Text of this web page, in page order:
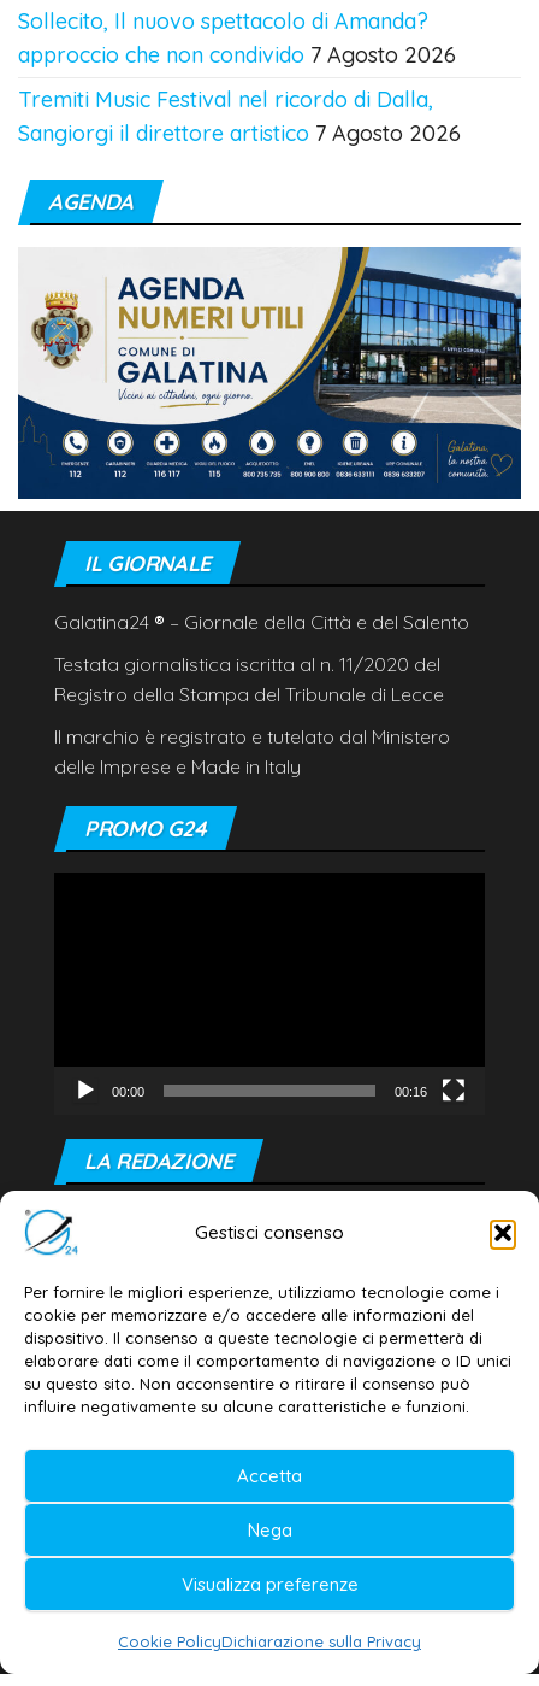
Gestisci consenso
Per fornire le migliori esperienze, utilizziamo tecnologie come i
cookie per memorizzare e/o accedere alle informazioni del
dispositivo. Il consenso a queste tecnologie ci permetterà di
elaborare dati come il comportamento di navigazione o ID unici
su questo sito. Non acconsentire o ritirare il consenso può
influire negativamente su alcune caratteristiche e funzioni.
Accetta
Nega
Visualizza preferenze
Cookie PolicyDichiarazione sulla Privacy
Sollecito, Il nuovo spettacolo di Amanda?
approccio che non condivido 7 Agosto 2026
Tremiti Music Festival nel ricordo di Dalla,
Sangiorgi il direttore artistico 7 Agosto 2026
AGENDA
IL GIORNALE
Galatina24 ® – Giornale della Città e del Salento
Testata giornalistica iscritta al n. 11/2020 del
Registro della Stampa del Tribunale di Lecce
Il marchio è registrato e tutelato dal Ministero
delle Imprese e Made in Italy
PROMO G24
00:00 00:16
LA REDAZIONE
Editore e direttore responsabile:
Dott. Daniele G. Masciullo
Email: redazione@galatina24.it
Contatti –Disclaimer
Privacy policy –Cookie policy
© 2020-2026 | Galatina24 ®
Testata iscritta al n. 11/2020 Registro della
Stampa Tribunale di Lecce
Editore e direttore responsabile:
Daniele G. Masciullo